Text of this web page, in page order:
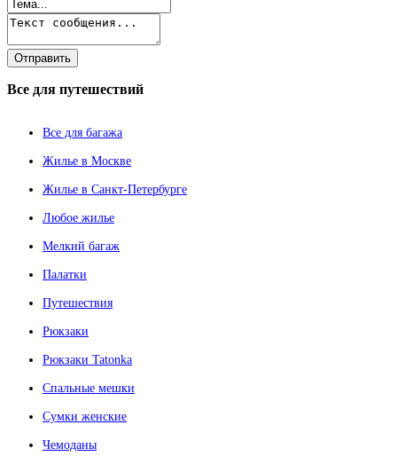
Все для путешествий
Все для багажа
Жилье в Москве
Жилье в Санкт-Петербурге
Любое жилье
Мелкий багаж
Палатки
Путешествия
Рюкзаки
Рюкзаки Tatonka
Спальные мешки
Сумки женские
Чемоданы